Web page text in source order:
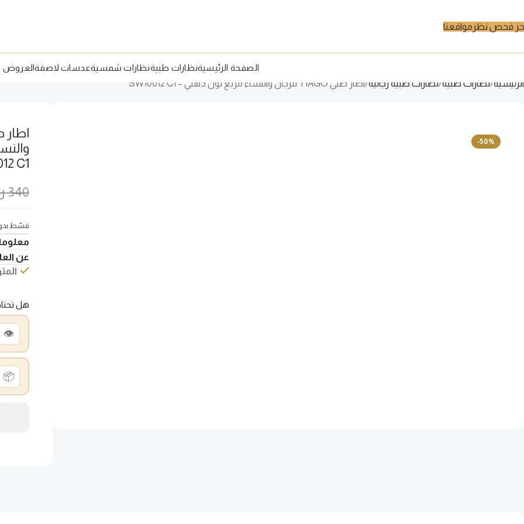
فحص نظر مواقعنا
الصفحة الرئيسيةنظارات طبيةنظارات شمسيةعدسات لاصقةالعروض
الرئيسية نظارات طبية نظارات طبية رجالية اطار طبي TIAGO للرجال والنساء مربع لون ذهبي – SW10012 C1
-50%
C1
340
قسّط
عن
هل
👁️
📦